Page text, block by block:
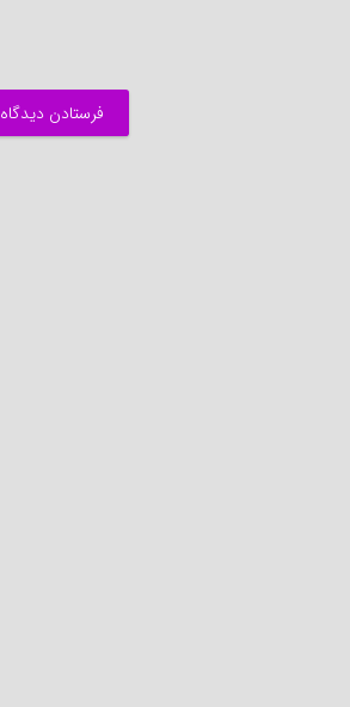
فرستادن دیدگاه